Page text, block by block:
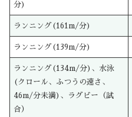
分)
ランニング(161m/分)
ランニング(139m/分)
ランニング(134m/分)、水泳
(クロール、ふつうの速さ、
46m/分未満)、ラグビー（試
合）